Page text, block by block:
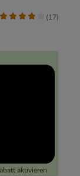
aktivieren
(17)